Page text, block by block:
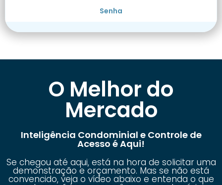
Senha
O Melhor do
Mercado
Inteligência Condominial e Controle de
Acesso é Aqui!
Se chegou até aqui, está na hora de solicitar uma
demonstração e orçamento. Mas se não está
convencido, veja o vídeo abaixo e entenda o que